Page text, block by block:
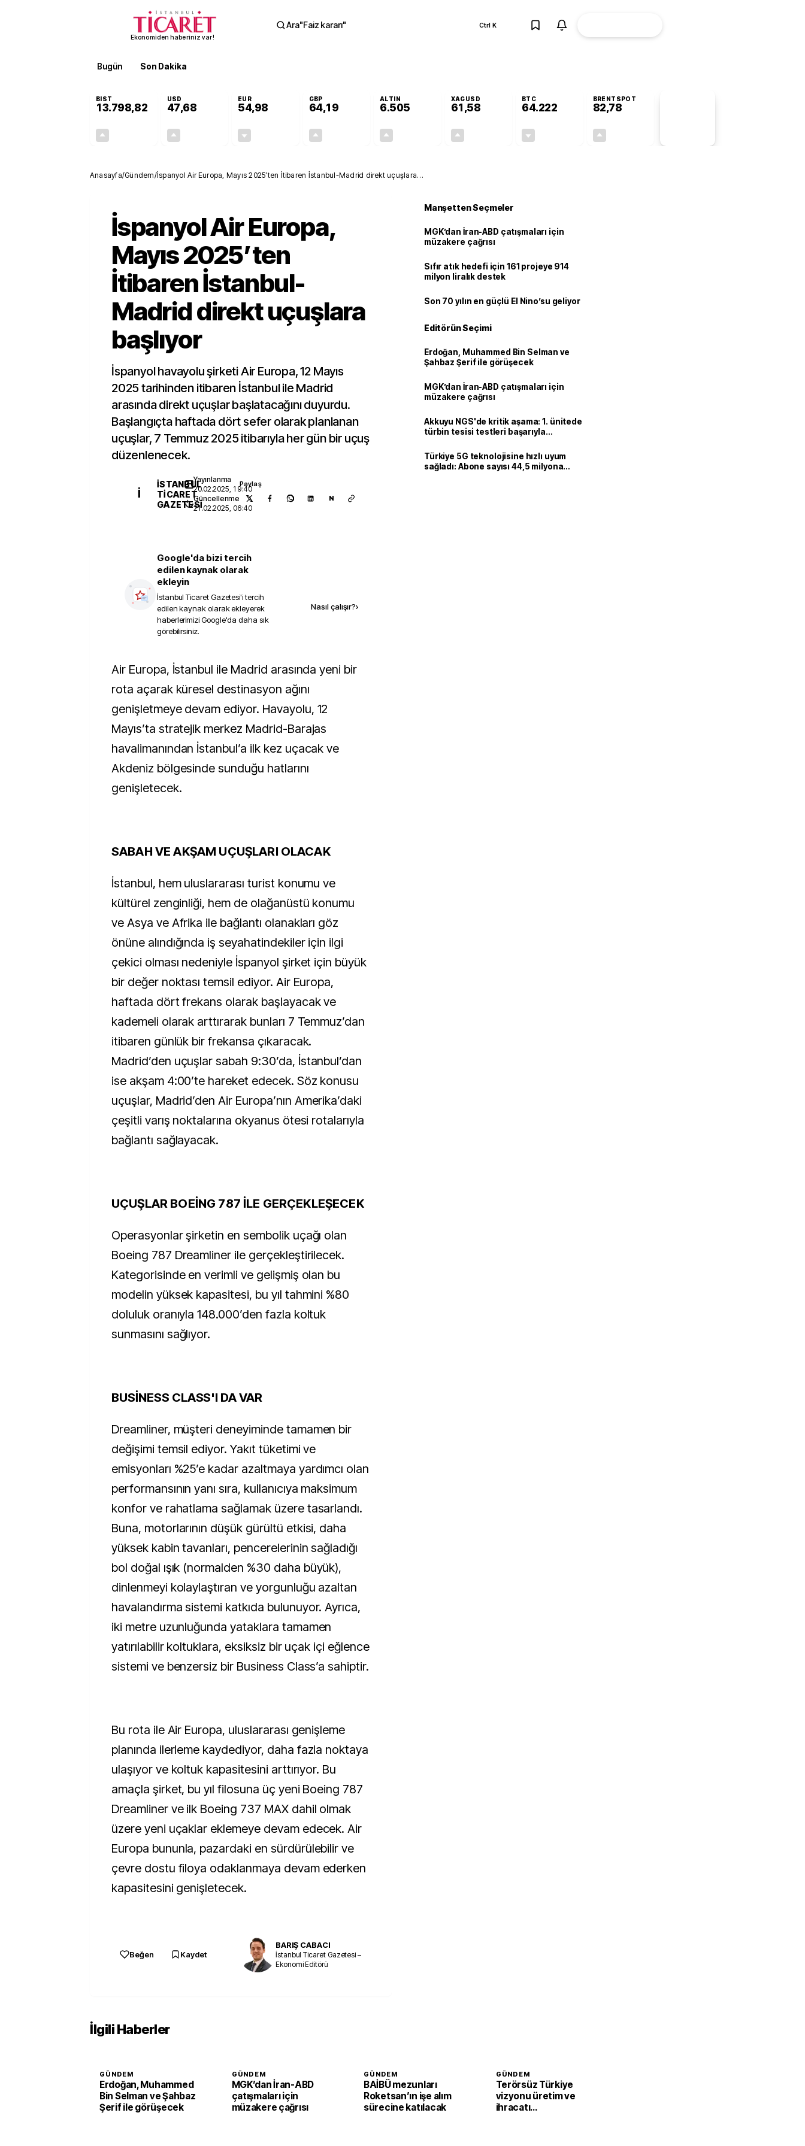
Ekonomiden haberiniz var!
Ara"Faiz kararı" Ctrl K
Bugün Son Dakika
BIST
13.798,82
USD
47,68
EUR
54,98
GBP
64,19
ALTIN
6.505
XAGUSD
61,58
BTC
64.222
BRENTSPOT
82,78
Anasayfa/Gündem/İspanyol Air Europa, Mayıs 2025’ten İtibaren İstanbul-Madrid direkt uçuşlara
İspanyol Air Europa,
Mayıs 2025’ten
İtibaren İstanbul-
Madrid direkt uçuşlara
başlıyor
İspanyol havayolu şirketi Air Europa, 12 Mayıs
2025 tarihinden itibaren İstanbul ile Madrid
arasında direkt uçuşlar başlatacağını duyurdu.
Başlangıçta haftada dört sefer olarak planlanan
uçuşlar, 7 Temmuz 2025 itibarıyla her gün bir uçuş
düzenlenecek.
İ
İSTANBUL
TICARET
GAZETESI
Yayınlanma
20.02.2025, 19:40
Güncellenme
21.02.2025, 06:40
Paylaş
N
Google'da bizi tercih
edilen kaynak olarak
ekleyin
İstanbul Ticaret Gazetesi'i tercih
edilen kaynak olarak ekleyerek
haberlerimizi Google'da daha sık
görebilirsiniz.
Nasıl çalışır?›
Air Europa, İstanbul ile Madrid arasında yeni bir
rota açarak küresel destinasyon ağını
genişletmeye devam ediyor. Havayolu, 12
Mayıs’ta stratejik merkez Madrid-Barajas
havalimanından İstanbul’a ilk kez uçacak ve
Akdeniz bölgesinde sunduğu hatlarını
genişletecek.
SABAH VE AKŞAM UÇUŞLARI OLACAK
İstanbul, hem uluslararası turist konumu ve
kültürel zenginliği, hem de olağanüstü konumu
ve Asya ve Afrika ile bağlantı olanakları göz
önüne alındığında iş seyahatindekiler için ilgi
çekici olması nedeniyle İspanyol şirket için büyük
bir değer noktası temsil ediyor. Air Europa,
haftada dört frekans olarak başlayacak ve
kademeli olarak arttırarak bunları 7 Temmuz’dan
itibaren günlük bir frekansa çıkaracak.
Madrid’den uçuşlar sabah 9:30’da, İstanbul’dan
ise akşam 4:00’te hareket edecek. Söz konusu
uçuşlar, Madrid’den Air Europa’nın Amerika’daki
çeşitli varış noktalarına okyanus ötesi rotalarıyla
bağlantı sağlayacak.
UÇUŞLAR BOEİNG 787 İLE GERÇEKLEŞECEK
Operasyonlar şirketin en sembolik uçağı olan
Boeing 787 Dreamliner ile gerçekleştirilecek.
Kategorisinde en verimli ve gelişmiş olan bu
modelin yüksek kapasitesi, bu yıl tahmini %80
doluluk oranıyla 148.000’den fazla koltuk
sunmasını sağlıyor.
BUSİNESS CLASS'I DA VAR
Dreamliner, müşteri deneyiminde tamamen bir
değişimi temsil ediyor. Yakıt tüketimi ve
emisyonları %25’e kadar azaltmaya yardımcı olan
performansının yanı sıra, kullanıcıya maksimum
konfor ve rahatlama sağlamak üzere tasarlandı.
Buna, motorlarının düşük gürültü etkisi, daha
yüksek kabin tavanları, pencerelerinin sağladığı
bol doğal ışık (normalden %30 daha büyük),
dinlenmeyi kolaylaştıran ve yorgunluğu azaltan
havalandırma sistemi katkıda bulunuyor. Ayrıca,
iki metre uzunluğunda yataklara tamamen
yatırılabilir koltuklara, eksiksiz bir uçak içi eğlence
sistemi ve benzersiz bir Business Class’a sahiptir.
Bu rota ile Air Europa, uluslararası genişleme
planında ilerleme kaydediyor, daha fazla noktaya
ulaşıyor ve koltuk kapasitesini arttırıyor. Bu
amaçla şirket, bu yıl filosuna üç yeni Boeing 787
Dreamliner ve ilk Boeing 737 MAX dahil olmak
üzere yeni uçaklar eklemeye devam edecek. Air
Europa bununla, pazardaki en sürdürülebilir ve
çevre dostu filoya odaklanmaya devam ederken
kapasitesini genişletecek.
Beğen Kaydet
BARIŞ CABACI
İstanbul Ticaret Gazetesi –
Ekonomi Editörü
Manşetten Seçmeler
MGK’dan İran-ABD çatışmaları için
müzakere çağrısı
Sıfır atık hedefi için 161 projeye 914
milyon liralık destek
Son 70 yılın en güçlü El Nino’su geliyor
Editörün Seçimi
Erdoğan, Muhammed Bin Selman ve
Şahbaz Şerif ile görüşecek
MGK’dan İran-ABD çatışmaları için
müzakere çağrısı
Akkuyu NGS'de kritik aşama: 1. ünitede
türbin tesisi testleri başarıyla
Türkiye 5G teknolojisine hızlı uyum
sağladı: Abone sayısı 44,5 milyona
İlgili Haberler
GÜNDEM
Erdoğan, Muhammed
Bin Selman ve Şahbaz
Şerif ile görüşecek
GÜNDEM
MGK’dan İran-ABD
çatışmaları için
müzakere çağrısı
GÜNDEM
BAİBÜ mezunları
Roketsan’ın işe alım
sürecine katılacak
GÜNDEM
Terörsüz Türkiye
vizyonu üretim ve
ihracatı